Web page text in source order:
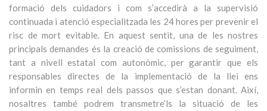
formació dels cuidadors i com s’accedirà a la supervisió
continuada i atenció especialitzada les 24 hores per prevenir el
risc de mort evitable. En aquest sentit, una de les nostres
principals demandes és la creació de comissions de seguiment,
tant a nivell estatal com autonòmic, per garantir que els
responsables directes de la implementació de la llei ens
informin en temps real dels passos que s’estan donant. Així,
nosaltres també podrem transmetre’ls la situació de les